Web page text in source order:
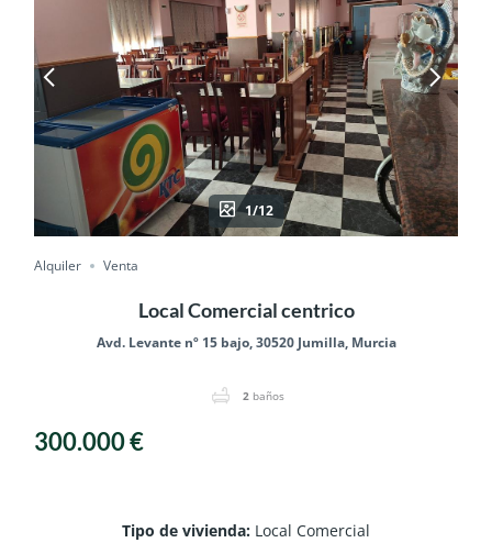
1/12
Alquiler Venta
Local Comercial centrico
Avd. Levante nº 15 bajo, 30520 Jumilla, Murcia
2 baños
300.000 €
Tipo de vivienda: Local Comercial